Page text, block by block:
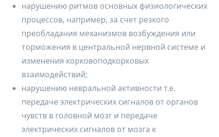
нарушению ритмов основных физиологических
процессов, например, за счет резкого
преобладания механизмов возбуждения или
торможения в центральной нервной системе и
изменения корковоподкорковых
взаимодействий;
нарушению невральной активности т.е.
передаче электрических сигналов от органов
чувств в головной мозг и передаче
электрических сигналов от мозга к